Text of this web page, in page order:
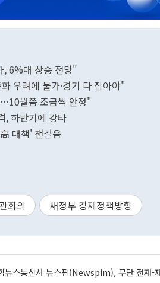
, 6%대 상승 전망"
우려에 물가·경기 다 잡아야"
월쯤 조금씩 안정"
, 하반기에 강타
대책' 잰걸음
회의 새정부 경제정책방향
뉴스통신사 뉴스핌(Newspim), 무단 전재-